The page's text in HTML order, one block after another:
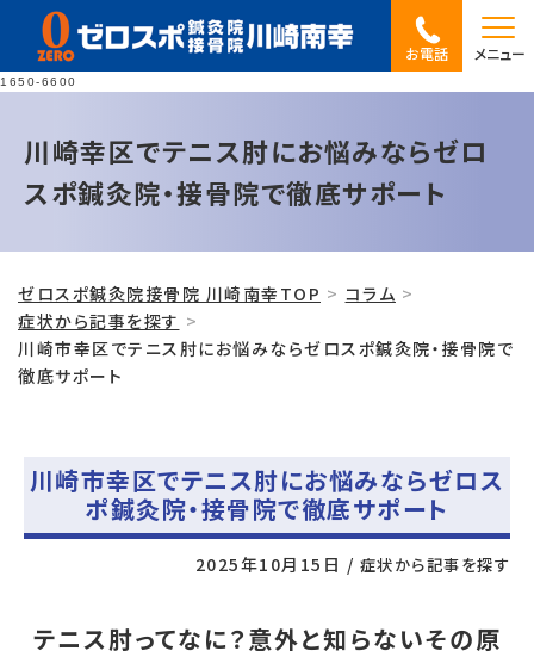
1650-6600
お電話 メニュー
川崎幸区でテニス肘にお悩みならゼロ
スポ鍼灸院・接骨院で徹底サポート
ゼロスポ鍼灸院接骨院 川崎南幸TOP
コラム
症状から記事を探す
川崎市幸区でテニス肘にお悩みならゼロスポ鍼灸院・接骨院で
徹底サポート
川崎市幸区でテニス肘にお悩みならゼロス
ポ鍼灸院・接骨院で徹底サポート
2025年10月15日 / 症状から記事を探す
テニス肘ってなに？意外と知らないその原